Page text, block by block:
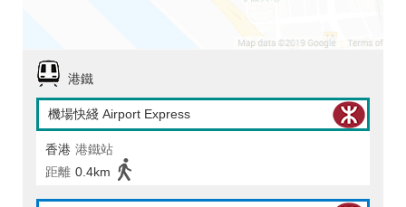
港鐵
機場快綫 Airport Express
香港 港鐵站
距離 0.4km